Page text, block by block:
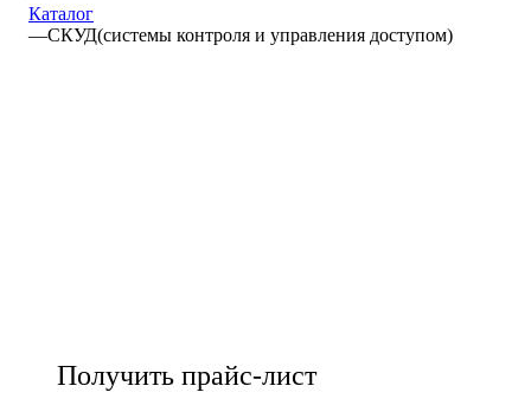
Каталог
—СКУД(системы контроля и управления доступом)
Получить прайс-лист